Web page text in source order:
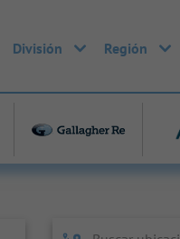
División Región